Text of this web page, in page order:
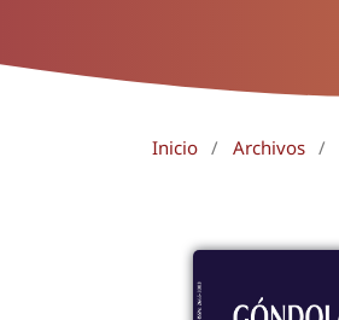
Inicio / Archivos /